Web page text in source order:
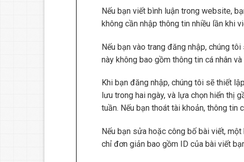
Nếu bạn viết bình luận trong website,
không cần nhập thông tin nhiều lần khi
Nếu bạn vào trang đăng nhập, chúng
này không bao gồm thông tin cá nhân
Khi bạn đăng nhập, chúng tôi sẽ thiết
lưu trong hai ngày, và lựa chọn hiển thị
tuần. Nếu bạn thoát tài khoản, thông tin
Nếu bạn sửa hoặc công bố bài viết,
chỉ đơn giản bao gồm ID của bài viết